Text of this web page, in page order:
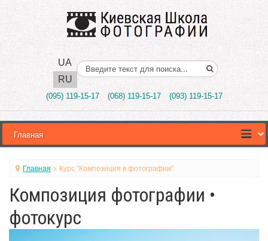
UA
RU
Поиск..
(095) 119-15-17 (068) 119-15-17 (093) 119-15-17
Главная Курс "Композиция в фотографии"
Композиция фотографии •
фотокурс